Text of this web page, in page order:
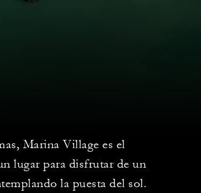
Marina Village es el
lugar para disfrutar de un
la puesta del sol.